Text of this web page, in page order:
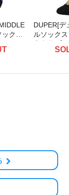
クス
DUPER[デ
ルソック